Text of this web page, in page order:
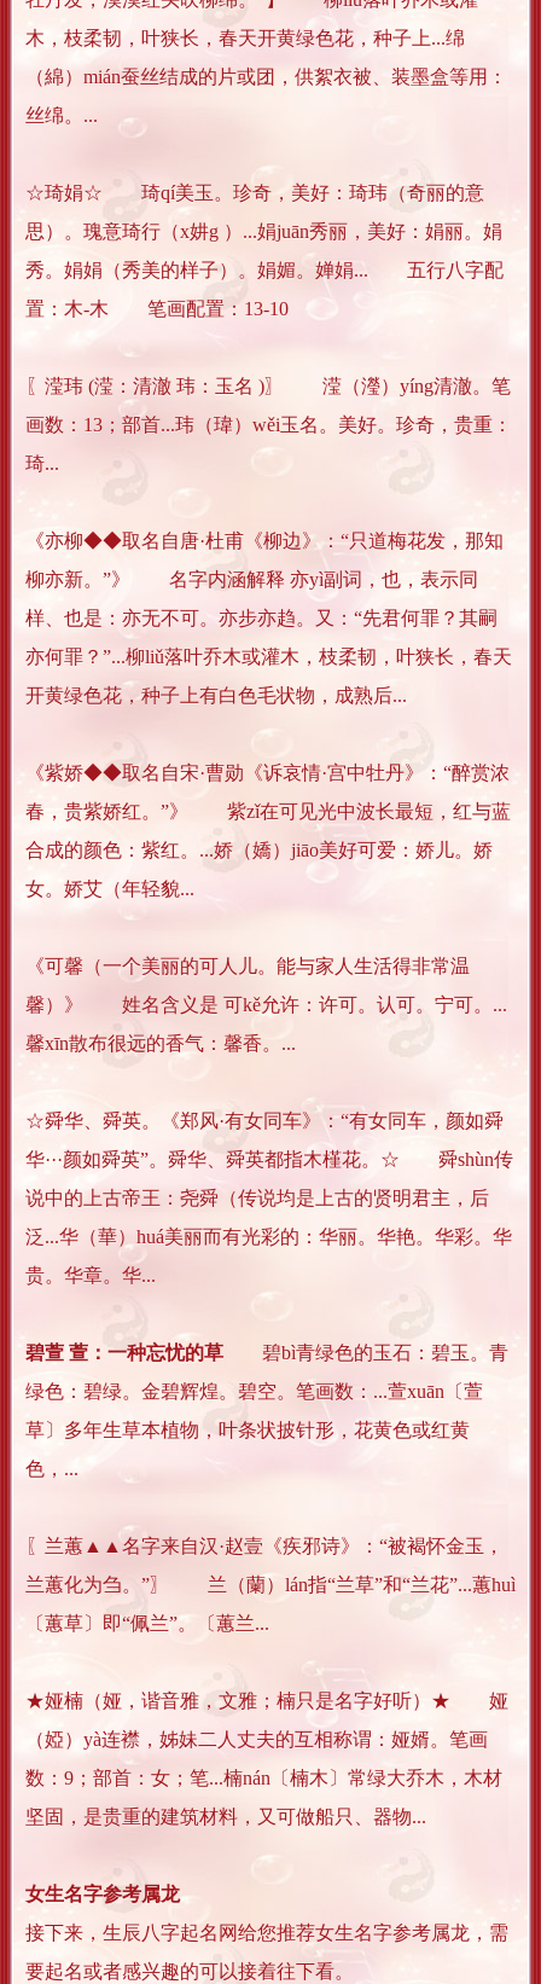
木，枝柔韧，叶狭长，春天开黄绿色花，种子上...绵
（綿）mián蚕丝结成的片或团，供絮衣被、装墨盒等用：
丝绵。...
☆琦娟☆ 琦qí美玉。珍奇，美好：琦玮（奇丽的意
思）。瑰意琦行（x妌g ）...娟juān秀丽，美好：娟丽。娟
秀。娟娟（秀美的样子）。娟媚。婵娟... 五行八字配
置：木-木 笔画配置：13-10
〖滢玮 (滢：清澈 玮：玉名 )〗 滢（瀅）yíng清澈。笔
画数：13；部首...玮（瑋）wěi玉名。美好。珍奇，贵重：
琦...
《亦柳◆◆取名自唐·杜甫《柳边》：“只道梅花发，那知
柳亦新。”》 名字内涵解释 亦yì副词，也，表示同
样、也是：亦无不可。亦步亦趋。又：“先君何罪？其嗣
亦何罪？”...柳liǔ落叶乔木或灌木，枝柔韧，叶狭长，春天
开黄绿色花，种子上有白色毛状物，成熟后...
《紫娇◆◆取名自宋·曹勋《诉哀情·宫中牡丹》：“醉赏浓
春，贵紫娇红。”》 紫zǐ在可见光中波长最短，红与蓝
合成的颜色：紫红。...娇（嬌）jiāo美好可爱：娇儿。娇
女。娇艾（年轻貌...
《可馨（一个美丽的可人儿。能与家人生活得非常温
馨）》 姓名含义是 可kě允许：许可。认可。宁可。...
馨xīn散布很远的香气：馨香。...
☆舜华、舜英。《郑风·有女同车》：“有女同车，颜如舜
华···颜如舜英”。舜华、舜英都指木槿花。☆ 舜shùn传
说中的上古帝王：尧舜（传说均是上古的贤明君主，后
泛...华（華）huá美丽而有光彩的：华丽。华艳。华彩。华
贵。华章。华...
碧萱 萱：一种忘忧的草 碧bì青绿色的玉石：碧玉。青
绿色：碧绿。金碧辉煌。碧空。笔画数：...萱xuān〔萱
草〕多年生草本植物，叶条状披针形，花黄色或红黄
色，...
〖兰蕙▲▲名字来自汉·赵壹《疾邪诗》：“被褐怀金玉，
兰蕙化为刍。”〗 兰（蘭）lán指“兰草”和“兰花”...蕙huì
〔蕙草〕即“佩兰”。〔蕙兰...
★娅楠（娅，谐音雅，文雅；楠只是名字好听）★ 娅
（婭）yà连襟，姊妹二人丈夫的互相称谓：娅婿。笔画
数：9；部首：女；笔...楠nán〔楠木〕常绿大乔木，木材
坚固，是贵重的建筑材料，又可做船只、器物...
女生名字参考属龙
接下来，生辰八字起名网给您推荐女生名字参考属龙，需
要起名或者感兴趣的可以接着往下看。